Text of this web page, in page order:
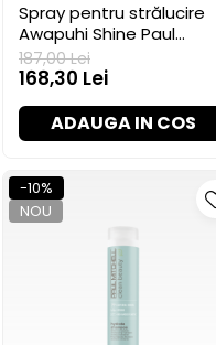
Spray pentru strălucire
Awapuhi Shine Paul
Mitchell, 100 ml
187,00 Lei
168,30 Lei
ADAUGA IN COS
-10%
NOU